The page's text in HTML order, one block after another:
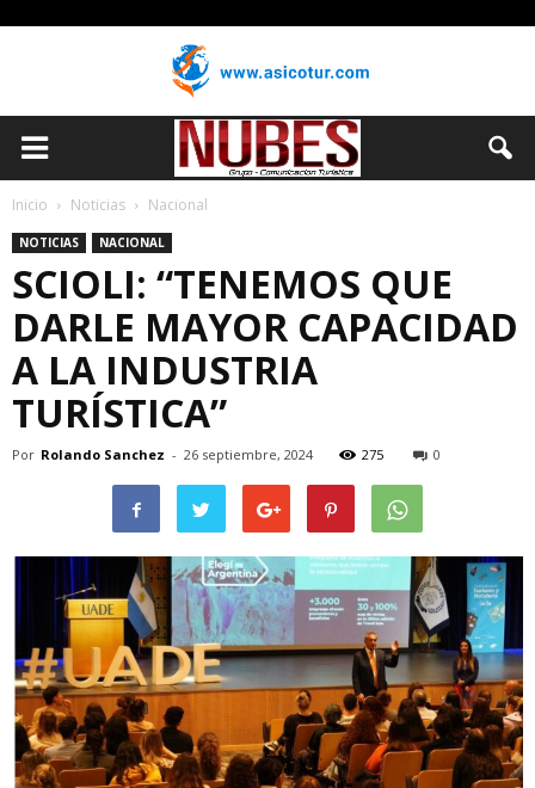
Inicio Noticias Nacional
NOTICIAS NACIONAL
SCIOLI: “TENEMOS QUE
DARLE MAYOR CAPACIDAD
A LA INDUSTRIA
TURÍSTICA”
Por Rolando Sanchez - 26 septiembre, 2024 275 0